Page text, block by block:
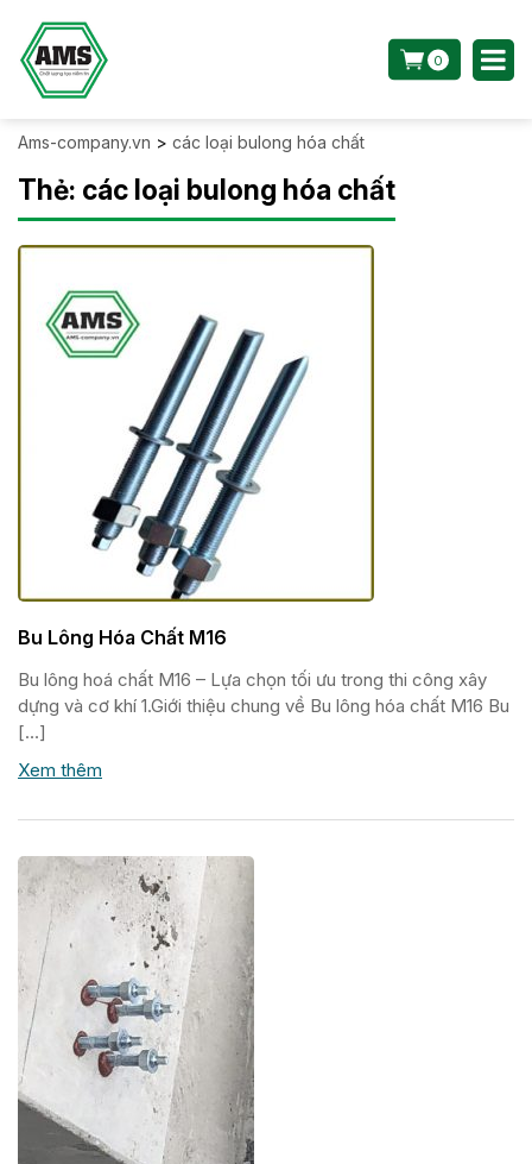
0
Ams-company.vn > các loại bulong hóa chất
Thẻ: các loại bulong hóa chất
Bu Lông Hóa Chất M16
Bu lông hoá chất M16 – Lựa chọn tối ưu trong thi công xây
dựng và cơ khí 1.Giới thiệu chung về Bu lông hóa chất M16 Bu
[…]
Xem thêm